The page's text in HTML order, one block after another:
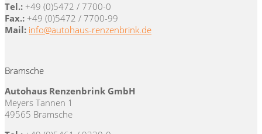
Tel.: +49 (0)5472 / 7700-0
Fax.: +49 (0)5472 / 7700-99
Mail: info@autohaus-renzenbrink.de
Bramsche
Autohaus Renzenbrink GmbH
Meyers Tannen 1
49565 Bramsche